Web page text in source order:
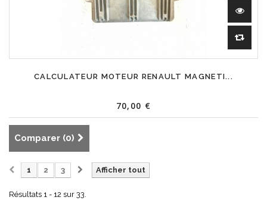
CALCULATEUR MOTEUR RENAULT MAGNETI...
70,00 €
Comparer (0)
Afficher tout
1 2 3
Résultats 1 - 12 sur 33.